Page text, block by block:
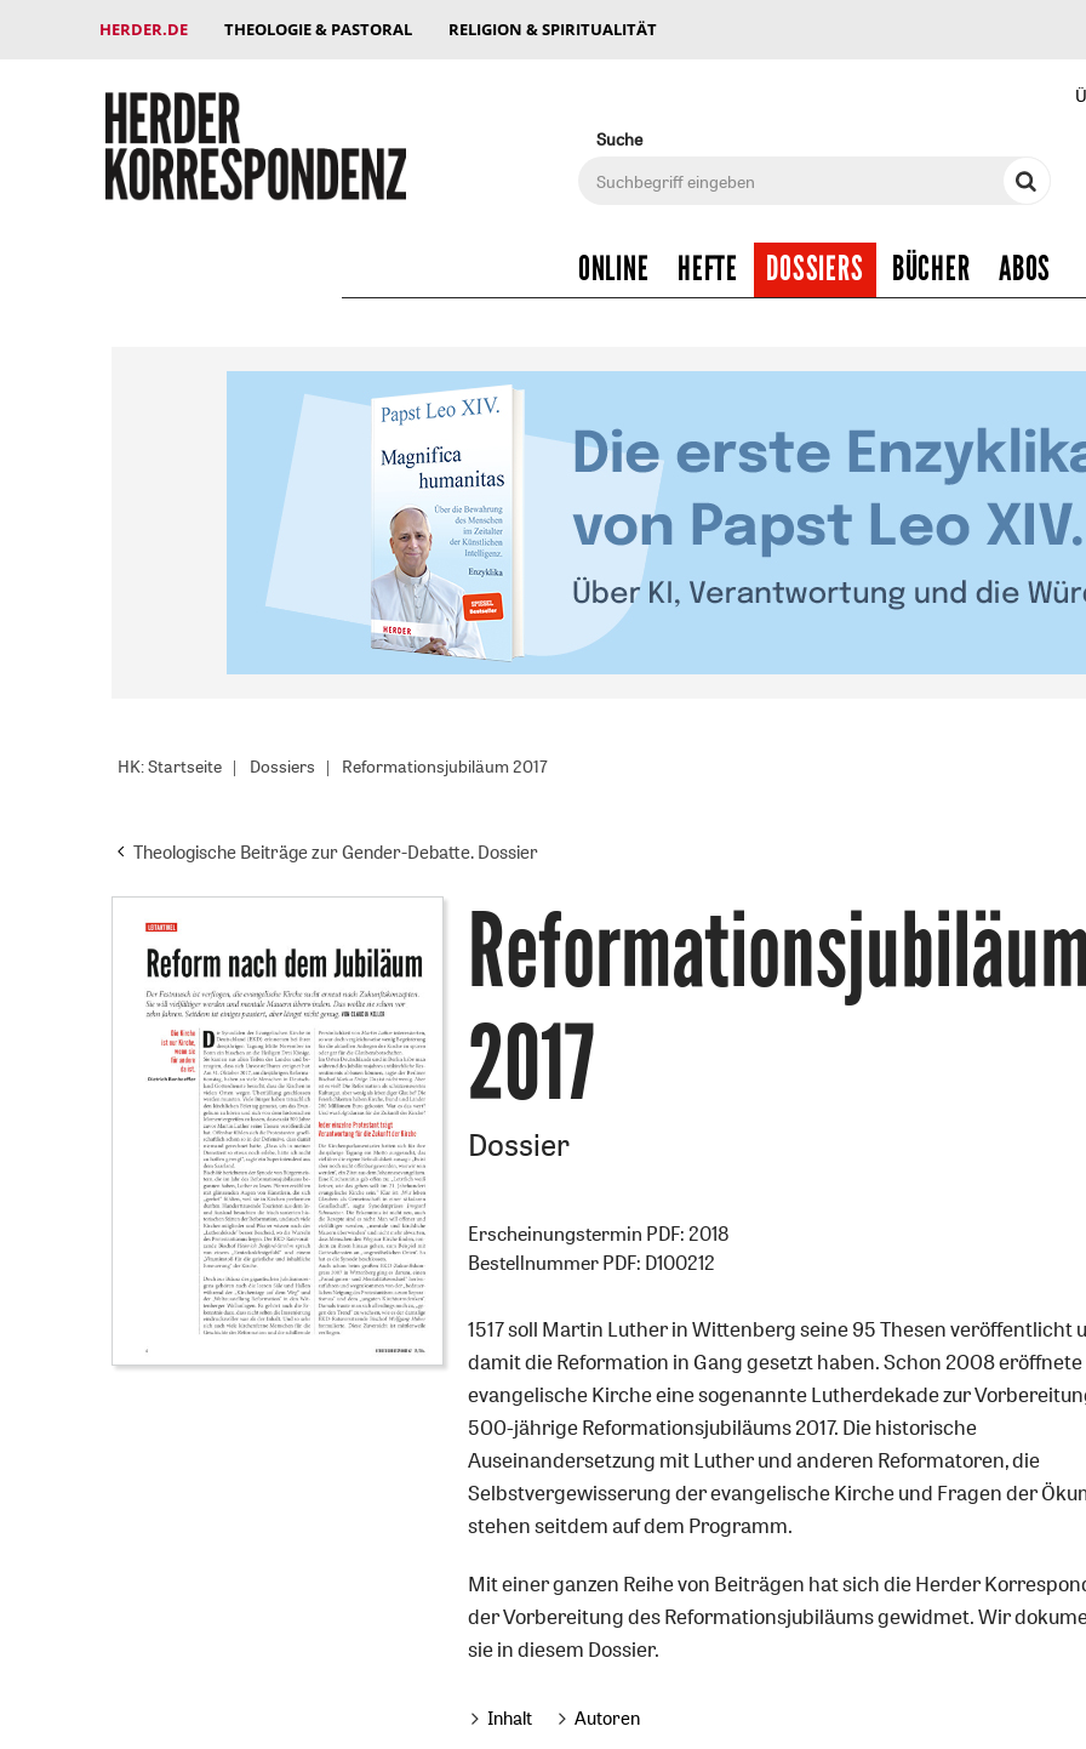
HERDER.DE THEOLOGIE & PASTORAL RELIGION & SPIRITUALITÄT
Suche
ONLINE HEFTE DOSSIERS BÜCHER ABOS
HK: Startseite Dossiers Reformationsjubiläum 2017
Theologische Beiträge zur Gender-Debatte. Dossier
2017
:
Dossier
Erscheinungstermin PDF: 2018
Bestellnummer PDF: D100212
1517 soll Martin Luther in Wittenberg seine 95 Thesen veröffentlicht
damit die Reformation in Gang gesetzt haben. Schon 2008
evangelische Kirche eine sogenannte Lutherdekade zur
500-jährige Reformationsjubiläums 2017. Die historische
Auseinandersetzung mit Luther und anderen Reformatoren, die
Selbstvergewisserung der evangelische Kirche und Fragen der
stehen seitdem auf dem Programm.
Mit einer ganzen Reihe von Beiträgen hat sich die Herder
der Vorbereitung des Reformationsjubiläums gewidmet. Wir
sie in diesem Dossier.
Inhalt Autoren